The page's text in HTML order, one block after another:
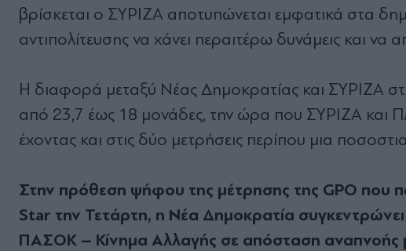
βρίσκεται ο ΣΥΡΙΖΑ αποτυπώνεται εμφατικά στα
αντιπολίτευσης να χάνει περαιτέρω δυνάμεις και
Η διαφορά μεταξύ Νέας Δημοκρατίας και ΣΥΡΙΖΑ
από 23,7 έως 18 μονάδες, την ώρα που ΣΥΡΙΖΑ και
έχοντας και στις δύο μετρήσεις περίπου μια
Στην πρόθεση ψήφου της μέτρησης της GPO που
Star την Τετάρτη, η Νέα Δημοκρατία
ΠΑΣΟΚ – Κίνημα Αλλαγής σε απόσταση αναπνοής